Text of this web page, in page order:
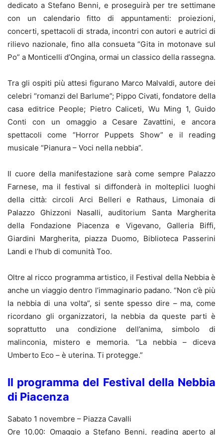
dedicato a Stefano Benni, e proseguirà per tre settimane
con un calendario fitto di appuntamenti: proiezioni,
concerti, spettacoli di strada, incontri con autori e autrici di
rilievo nazionale, fino alla consueta “Gita in motonave sul
Po” a Monticelli d’Ongina, ormai un classico della rassegna.
Tra gli ospiti più attesi figurano Marco Malvaldi, autore dei
celebri “romanzi del Barlume”; Pippo Civati, fondatore della
casa editrice People; Pietro Caliceti, Wu Ming 1, Guido
Conti con un omaggio a Cesare Zavattini, e ancora
spettacoli come “Horror Puppets Show” e il reading
musicale “Pianura – Voci nella nebbia”.
Il cuore della manifestazione sarà come sempre Palazzo
Farnese, ma il festival si diffonderà in molteplici luoghi
della città: circoli Arci Belleri e Rathaus, Limonaia di
Palazzo Ghizzoni Nasalli, auditorium Santa Margherita
della Fondazione Piacenza e Vigevano, Galleria Biffi,
Giardini Margherita, piazza Duomo, Biblioteca Passerini
Landi e l’hub di comunità Too.
Oltre al ricco programma artistico, il Festival della Nebbia è
anche un viaggio dentro l’immaginario padano. “Non c’è più
la nebbia di una volta”, si sente spesso dire – ma, come
ricordano gli organizzatori, la nebbia da queste parti è
soprattutto una condizione dell’anima, simbolo di
malinconia, mistero e memoria. “La nebbia – diceva
Umberto Eco – è uterina. Ti protegge.”
Il programma del Festival della Nebbia
di Piacenza
Sabato 1 novembre – Piazza Cavalli
Ore 10.00: Omaggio a Stefano Benni, reading aperto al